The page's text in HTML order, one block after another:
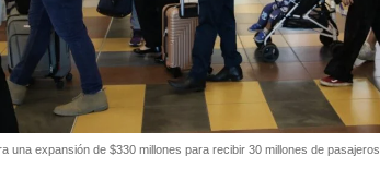
una expansión de $330 millones para recibir 30 millones de pasajeros